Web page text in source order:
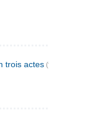
trois actes (fransk)